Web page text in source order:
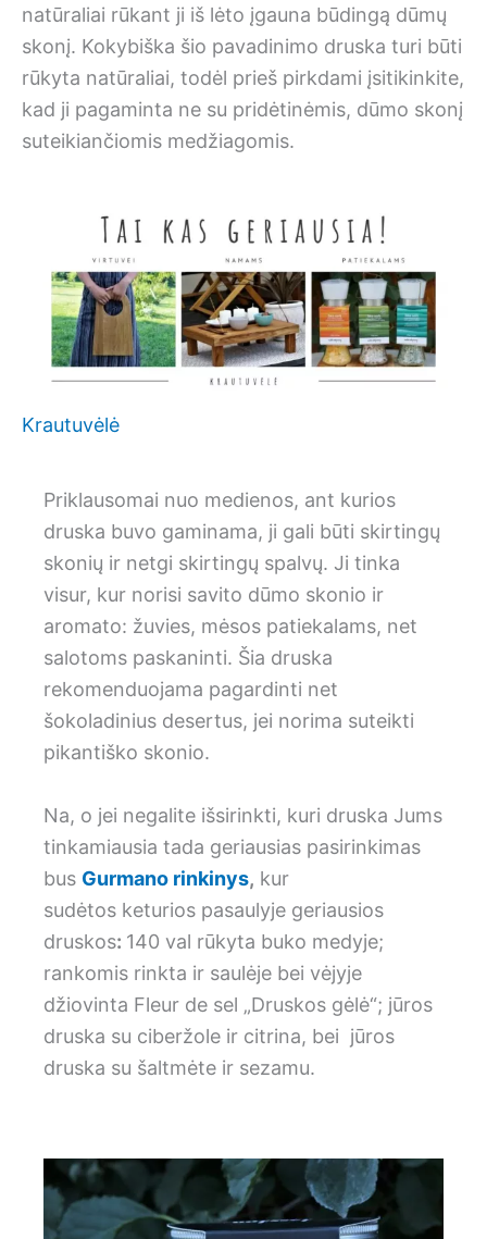
natūraliai rūkant ji iš lėto įgauna būdingą dūmų
skonį. Kokybiška šio pavadinimo druska turi būti
rūkyta natūraliai, todėl prieš pirkdami įsitikinkite,
kad ji pagaminta ne su pridėtinėmis, dūmo skonį
suteikiančiomis medžiagomis.
Krautuvėlė
Priklausomai nuo medienos, ant kurios
druska buvo gaminama, ji gali būti skirtingų
skonių ir netgi skirtingų spalvų. Ji tinka
visur, kur norisi savito dūmo skonio ir
aromato: žuvies, mėsos patiekalams, net
salotoms paskaninti. Šia druska
rekomenduojama pagardinti net
šokoladinius desertus, jei norima suteikti
pikantiško skonio.
Na, o jei negalite išsirinkti, kuri druska Jums
tinkamiausia tada geriausias pasirinkimas
bus Gurmano rinkinys, kur
sudėtos keturios pasaulyje geriausios
druskos: 140 val rūkyta buko medyje;
rankomis rinkta ir saulėje bei vėjyje
džiovinta Fleur de sel „Druskos gėlė“; jūros
druska su ciberžole ir citrina, bei jūros
druska su šaltmėte ir sezamu.